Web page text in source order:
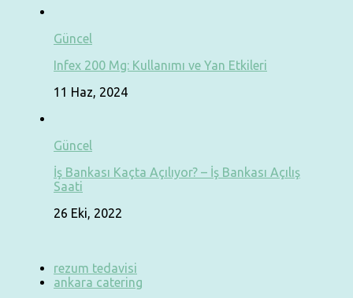
Güncel
Infex 200 Mg: Kullanımı ve Yan Etkileri
11 Haz, 2024
Güncel
İş Bankası Kaçta Açılıyor? – İş Bankası Açılış
Saati
26 Eki, 2022
rezum tedavisi
ankara catering